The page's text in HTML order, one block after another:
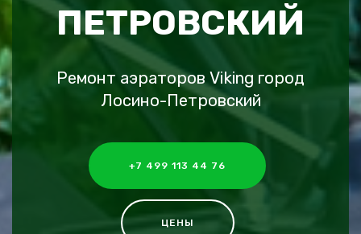
ПЕТРОВСКИЙ
Ремонт аэраторов Viking город
Лосино-Петровский
+7 499 113 44 76
ЦЕНЫ